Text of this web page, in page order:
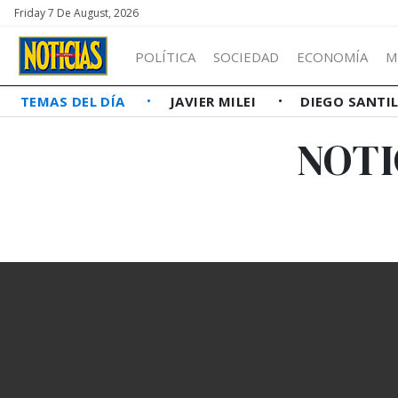
Friday 7 De August, 2026
POLÍTICA SOCIEDAD ECONOMÍA
TEMAS DEL DÍA JAVIER MILEI DIEGO